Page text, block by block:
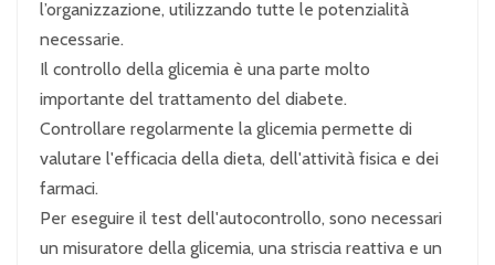
l’organizzazione, utilizzando tutte le potenzialità
necessarie.
Il controllo della glicemia è una parte molto
importante del trattamento del diabete.
Controllare regolarmente la glicemia permette di
valutare l'efficacia della dieta, dell'attività fisica e dei
farmaci.
Per eseguire il test dell'autocontrollo, sono necessari
un misuratore della glicemia, una striscia reattiva e un